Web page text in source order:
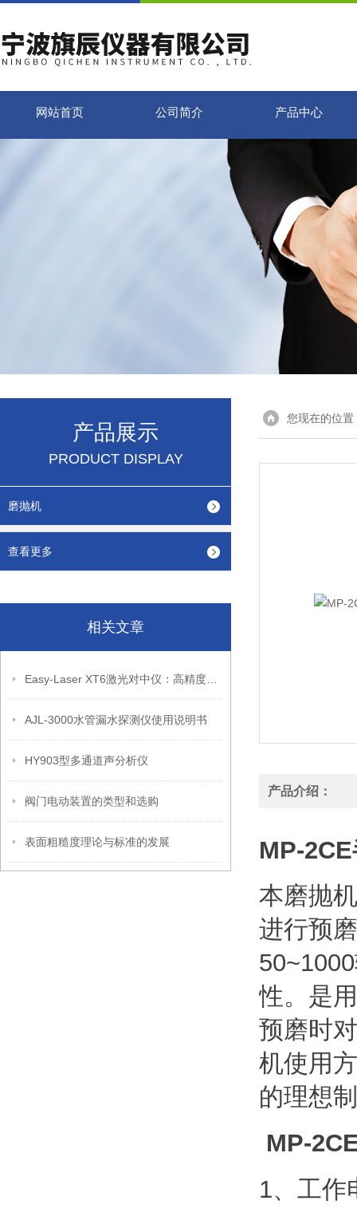
网站首页 公司简介 产品中心
产品展示
PRODUCT DISPLAY
磨抛机
查看更多
相关文章
AJL-3000水管漏水探测仪使用说明书
HY903型多通道声分析仪
阀门电动装置的类型和选购
表面粗糙度理论与标准的发展
您现在的位置
产品介绍：
MP-
本磨抛
进行预
性。是
预磨时
机使用
的理想
MP-
1、工